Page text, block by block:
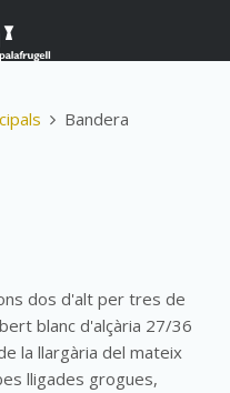
Bandera
dos d'alt per tres de
blanc d'alçària 27/36
la llargària del mateix
lligades grogues,